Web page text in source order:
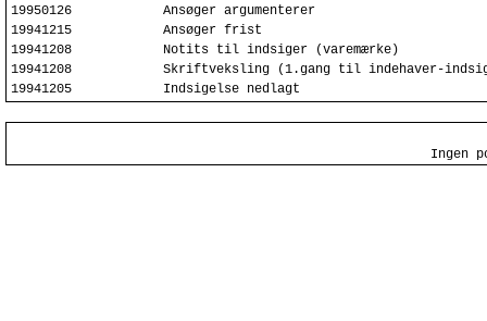
19950126
Ansøger argumenterer
19941215
Ansøger frist
19941208
Notits til indsiger (varemærke)
19941208
Skriftveksling (1.gang til indehaver-
19941205
Indsigelse nedlagt
Ingen